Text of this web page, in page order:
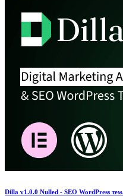
Dilla v1.0.0 Nulled - SEO WordPress